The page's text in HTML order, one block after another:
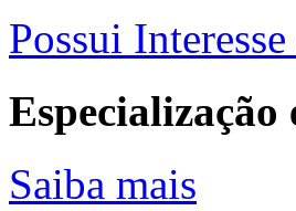
Possui
Saiba mais